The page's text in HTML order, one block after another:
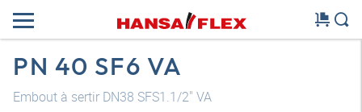
PN 40 SF6 VA
Embout à sertir DN38 SFS1.1/2" VA